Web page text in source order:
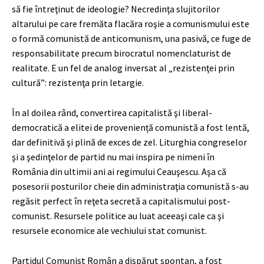
să fie întreţinut de ideologie? Necredinţa slujitorilor
altarului pe care fremăta flacăra roşie a comunismului este
o formă comunistă de anticomunism, una pasivă, ce fuge de
responsabilitate precum birocratul nomenclaturist de
realitate. E un fel de analog inversat al „rezistenţei prin
cultură”: rezistenţa prin letargie.
În al doilea rând, convertirea capitalistă şi liberal-
democratică a elitei de proveniență comunistă a fost lentă,
dar definitivă şi plină de exces de zel. Liturghia congreselor
şi a şedinţelor de partid nu mai inspira pe nimeni în
România din ultimii ani ai regimului Ceauşescu. Aşa că
posesorii posturilor cheie din administraţia comunistă s-au
regăsit perfect în reţeta secretă a capitalismului post-
comunist. Resursele politice au luat aceeaşi cale ca şi
resursele economice ale vechiului stat comunist.
Partidul Comunist Român a dispărut spontan, a fost